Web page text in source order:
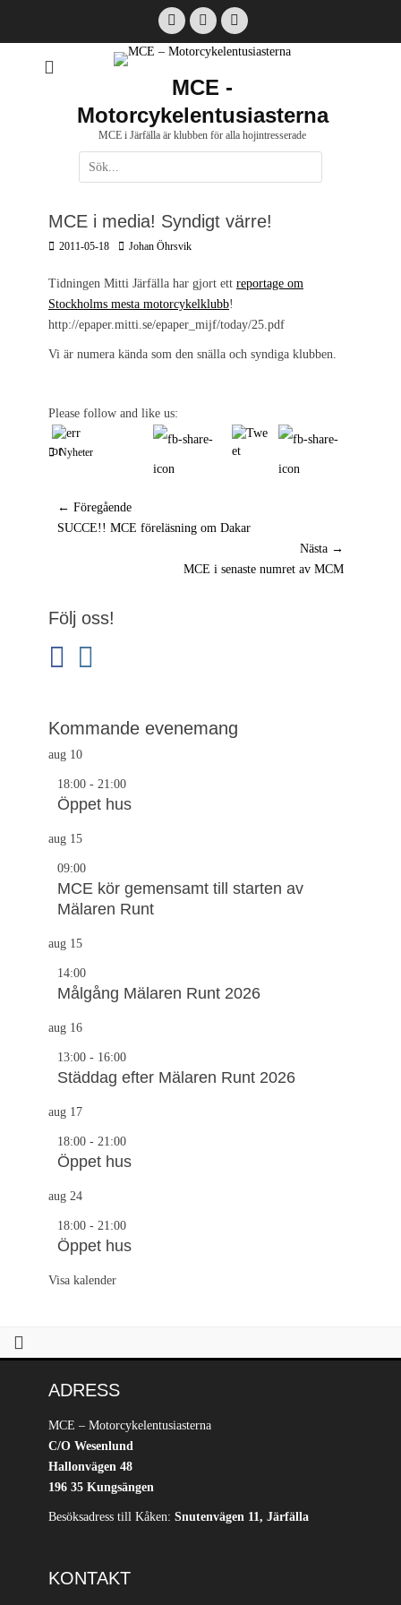
FacebookEmail Instagram
MCE -
Motorcykelentusiasterna
MCE i Järfälla är klubben för alla hojintresserade
Sök
efter:
MCE i media! Syndigt värre!
Postades
2011-05-18 Författare
Johan Öhrsvik
Tidningen Mitti Järfälla har gjort ett reportage om
Stockholms mesta motorcykelklubb!
http://epaper.mitti.se/epaper_mijf/today/25.pdf
Vi är numera kända som den snälla och syndiga klubben.
Please follow and like us:
Kategorier
Nyheter
Inläggsnavigering
← Föregående
Föregående
SUCCE!! MCE föreläsning om Dakar
Nästa →
MCE i senaste numret av MCM
Följ oss!
facebook
Kommande evenemang
aug 10
18:00 - 21:00
Öppet hus
aug 15
09:00
MCE kör gemensamt till starten av
Mälaren Runt
aug 15
14:00
Målgång Mälaren Runt 2026
aug 16
13:00 - 16:00
Städdag efter Mälaren Runt 2026
aug 17
18:00 - 21:00
Öppet hus
aug 24
18:00 - 21:00
Öppet hus
Visa kalender
ADRESS
MCE – Motorcykelentusiasterna
C/O Wesenlund
Hallonvägen 48
196 35 Kungsängen
Besöksadress till Kåken: Snutenvägen 11, Järfälla
KONTAKT